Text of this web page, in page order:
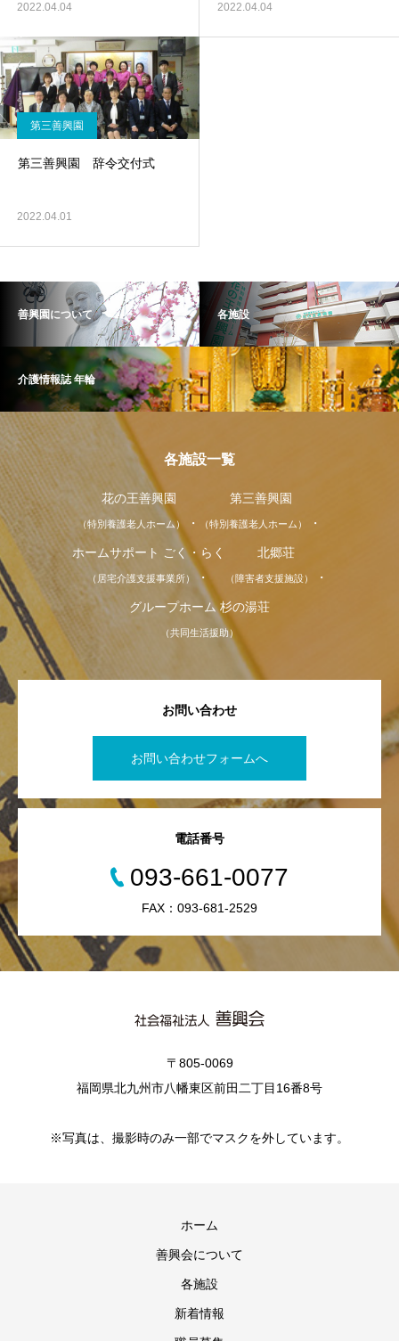
2022.04.04 2022.04.04
第三善興園
第三善興園 辞令交付式
2022.04.01
善興園について 各施設
介護情報誌 年輪
各施設一覧
花の王善興園
（特別養護老人ホーム）
第三善興園
（特別養護老人ホーム）
ホームサポート ごく・らく
（居宅介護支援事業所）
北郷荘
（障害者支援施設）
グループホーム 杉の湯荘
（共同生活援助）
お問い合わせ
お問い合わせフォームへ
電話番号
093-661-0077
FAX：093-681-2529
〒805-0069
福岡県北九州市八幡東区前田二丁目16番8号
※写真は、撮影時のみ一部でマスクを外しています。
ホーム
善興会について
各施設
新着情報